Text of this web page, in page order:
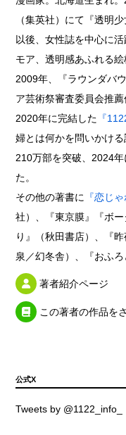
（集英社）にて『透明
以後、女性誌を中心に
モア、透明感あふれる
2009年、『ラウンダバ
ア芸術祭審査委員会推薦
2020年に完結した 『
婦とは何かを問いかけ
210万部を突破、2024
た。
その他の著書に 『恋じ
社）、『東京膜』『ボ
り』（秋田書店）、『
泉／幻冬舎）、『おふ
著者紹介ページ
この著者の作品を
公式X
Tweets by @1122_info_